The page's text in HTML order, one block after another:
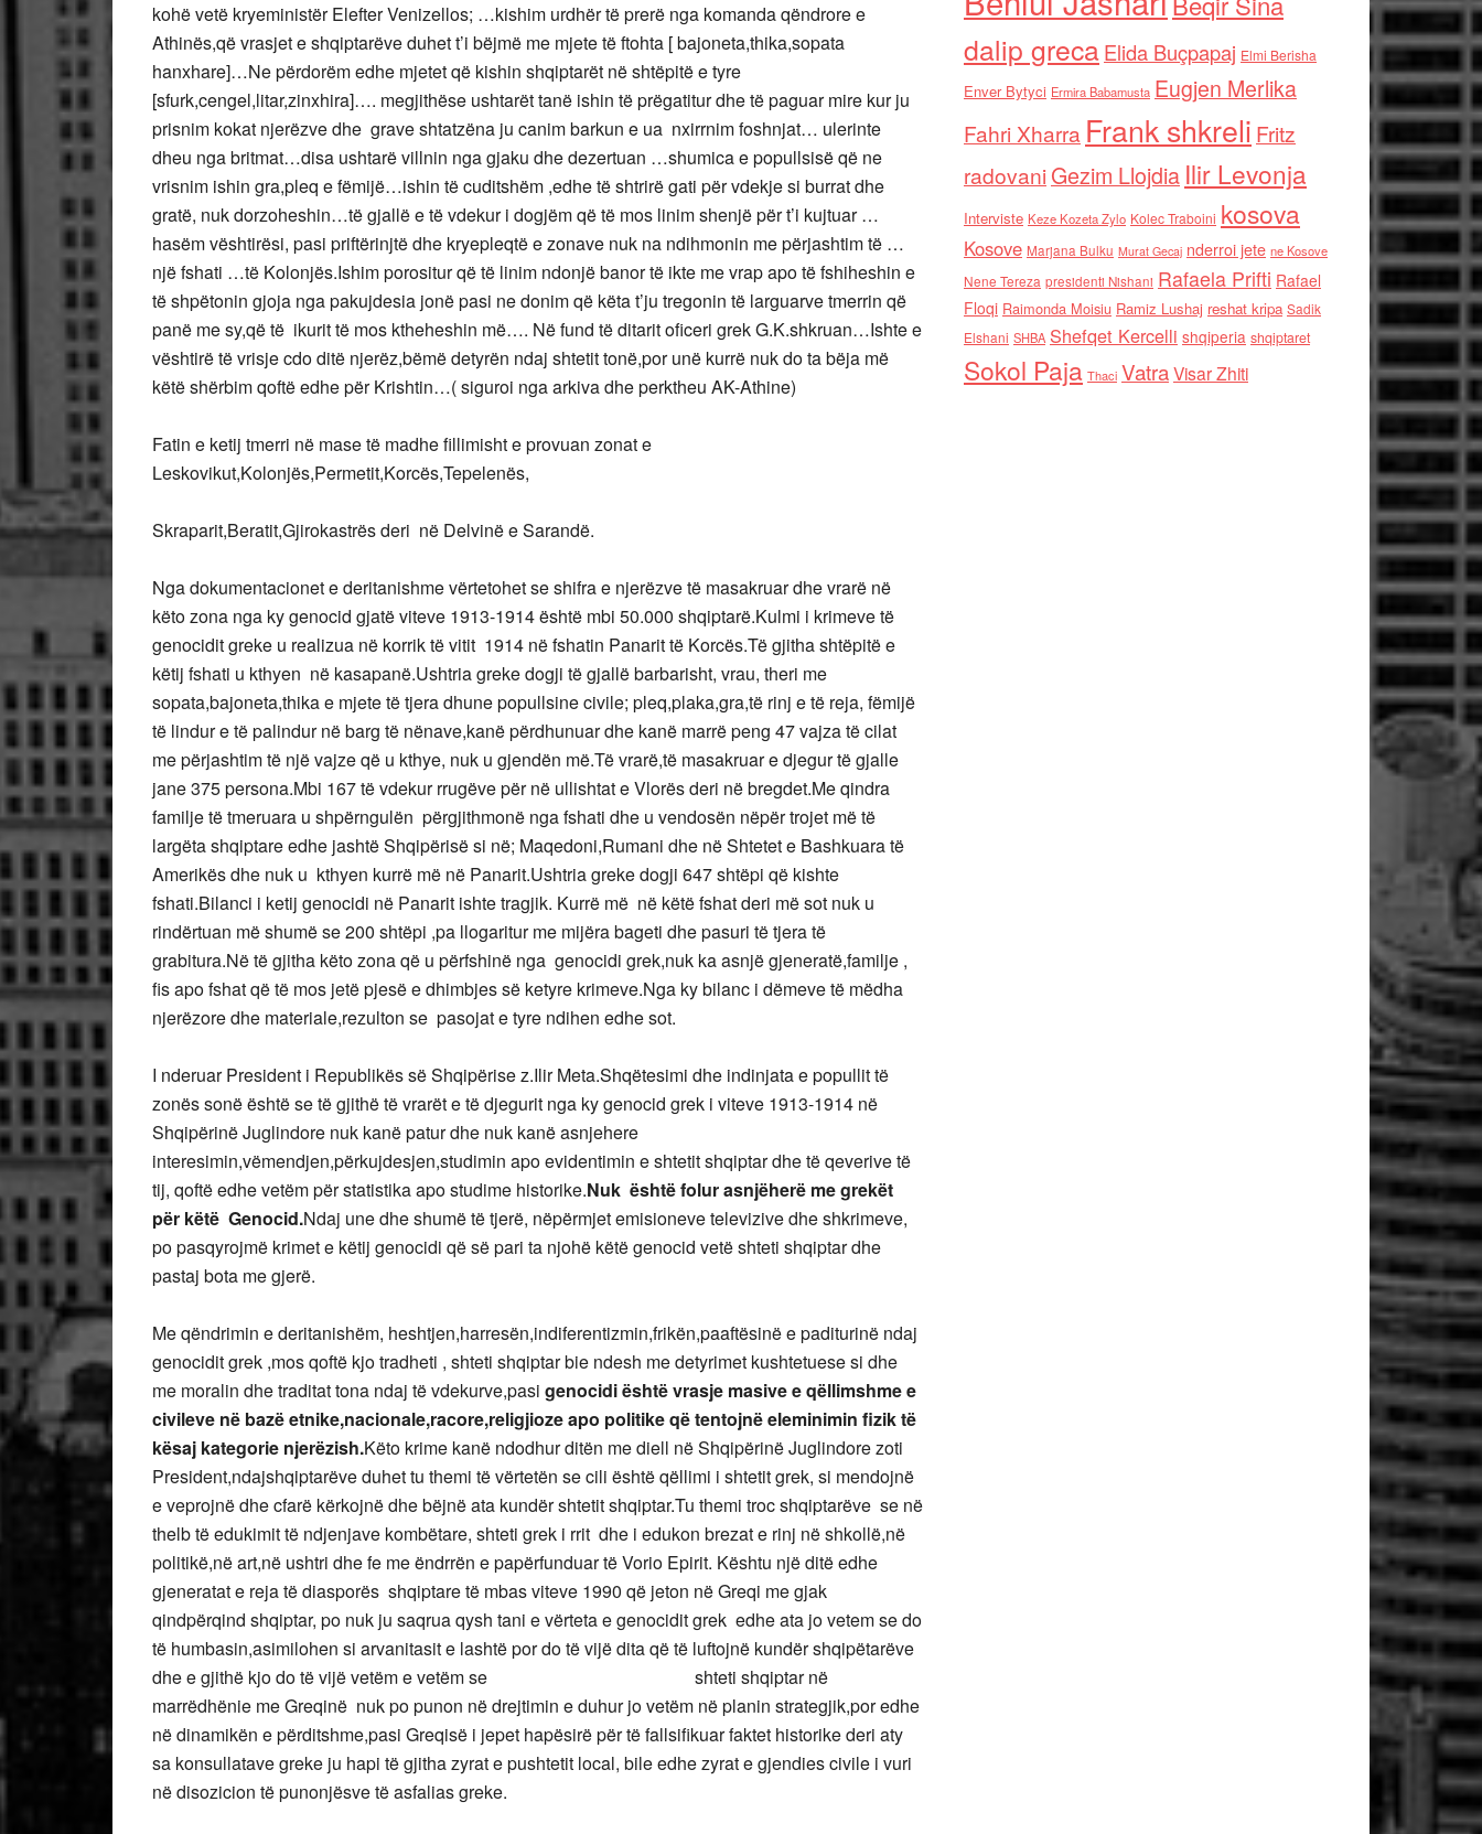
kohë vetë kryeministër Elefter Venizellos; …kishim urdhër të prerë nga komanda qëndrore e
Athinës,që vrasjet e shqiptarëve duhet t’i bëjmë me mjete të ftohta [ bajoneta,thika,sopata
hanxhare]…Ne përdorëm edhe mjetet që kishin shqiptarët në shtëpitë e tyre
[sfurk,cengel,litar,zinxhira]…. megjithëse ushtarët tanë ishin të prëgatitur dhe të paguar mire kur ju
prisnim kokat njerëzve dhe grave shtatzëna ju canim barkun e ua nxirrnim foshnjat… ulerinte
dheu nga britmat…disa ushtarë villnin nga gjaku dhe dezertuan …shumica e popullsisë që ne
vrisnim ishin gra,pleq e fëmijë…ishin të cuditshëm ,edhe të shtrirë gati për vdekje si burrat dhe
gratë, nuk dorzoheshin…të gjallë e të vdekur i dogjëm që të mos linim shenjë për t’i kujtuar …
hasëm vështirësi, pasi priftërinjtë dhe kryepleqtë e zonave nuk na ndihmonin me përjashtim të …
një fshati …të Kolonjës.Ishim porositur që të linim ndonjë banor të ikte me vrap apo të fshiheshin e
të shpëtonin gjoja nga pakujdesia jonë pasi ne donim që këta t’ju tregonin të larguarve tmerrin që
panë me sy,që të ikurit të mos ktheheshin më…. Në fund të ditarit oficeri grek G.K.shkruan…Ishte e
vështirë të vrisje cdo ditë njerëz,bëmë detyrën ndaj shtetit tonë,por unë kurrë nuk do ta bëja më
këtë shërbim qoftë edhe për Krishtin…( siguroi nga arkiva dhe perktheu AK-Athine)
Fatin e ketij tmerri në mase të madhe fillimisht e provuan zonat e
Leskovikut,Kolonjës,Permetit,Korcës,Tepelenës,
Skraparit,Beratit,Gjirokastrës deri në Delvinë e Sarandë.
Nga dokumentacionet e deritanishme vërtetohet se shifra e njerëzve të masakruar dhe vrarë në
këto zona nga ky genocid gjatë viteve 1913-1914 është mbi 50.000 shqiptarë.Kulmi i krimeve të
genocidit greke u realizua në korrik të vitit 1914 në fshatin Panarit të Korcës.Të gjitha shtëpitë e
këtij fshati u kthyen në kasapanë.Ushtria greke dogji të gjallë barbarisht, vrau, theri me
sopata,bajoneta,thika e mjete të tjera dhune popullsine civile; pleq,plaka,gra,të rinj e të reja, fëmijë
të lindur e të palindur në barg të nënave,kanë përdhunuar dhe kanë marrë peng 47 vajza të cilat
me përjashtim të një vajze që u kthye, nuk u gjendën më.Të vrarë,të masakruar e djegur të gjalle
jane 375 persona.Mbi 167 të vdekur rrugëve për në ullishtat e Vlorës deri në bregdet.Me qindra
familje të tmeruara u shpërngulën përgjithmonë nga fshati dhe u vendosën nëpër trojet më të
largëta shqiptare edhe jashtë Shqipërisë si në; Maqedoni,Rumani dhe në Shtetet e Bashkuara të
Amerikës dhe nuk u kthyen kurrë më në Panarit.Ushtria greke dogji 647 shtëpi që kishte
fshati.Bilanci i ketij genocidi në Panarit ishte tragjik. Kurrë më në këtë fshat deri më sot nuk u
rindërtuan më shumë se 200 shtëpi ,pa llogaritur me mijëra bageti dhe pasuri të tjera të
grabitura.Në të gjitha këto zona që u përfshinë nga genocidi grek,nuk ka asnjë gjeneratë,familje ,
fis apo fshat që të mos jetë pjesë e dhimbjes së ketyre krimeve.Nga ky bilanc i dëmeve të mëdha
njerëzore dhe materiale,rezulton se pasojat e tyre ndihen edhe sot.
I nderuar President i Republikës së Shqipërise z.Ilir Meta.Shqëtesimi dhe indinjata e popullit të
zonës sonë është se të gjithë të vrarët e të djegurit nga ky genocid grek i viteve 1913-1914 në
Shqipërinë Juglindore nuk kanë patur dhe nuk kanë asnjehere
interesimin,vëmendjen,përkujdesjen,studimin apo evidentimin e shtetit shqiptar dhe të qeverive të
tij, qoftë edhe vetëm për statistika apo studime historike.Nuk është folur asnjëherë me grekët
për këtë Genocid.Ndaj une dhe shumë të tjerë, nëpërmjet emisioneve televizive dhe shkrimeve,
po pasqyrojmë krimet e këtij genocidi që së pari ta njohë këtë genocid vetë shteti shqiptar dhe
pastaj bota me gjerë.
Me qëndrimin e deritanishëm, heshtjen,harresën,indiferentizmin,frikën,paaftësinë e paditurinë ndaj
genocidit grek ,mos qoftë kjo tradheti , shteti shqiptar bie ndesh me detyrimet kushtetuese si dhe
me moralin dhe traditat tona ndaj të vdekurve,pasi genocidi është vrasje masive e qëllimshme e
civileve në bazë etnike,nacionale,racore,religjioze apo politike që tentojnë eleminimin fizik të
kësaj kategorie njerëzish.Këto krime kanë ndodhur ditën me diell në Shqipërinë Juglindore zoti
President,ndajshqiptarëve duhet tu themi të vërtetën se cili është qëllimi i shtetit grek, si mendojnë
e veprojnë dhe cfarë kërkojnë dhe bëjnë ata kundër shtetit shqiptar.Tu themi troc shqiptarëve se në
thelb të edukimit të ndjenjave kombëtare, shteti grek i rrit dhe i edukon brezat e rinj në shkollë,në
politikë,në art,në ushtri dhe fe me ëndrrën e papërfunduar të Vorio Epirit. Kështu një ditë edhe
gjeneratat e reja të diasporës shqiptare të mbas viteve 1990 që jeton në Greqi me gjak
qindpërqind shqiptar, po nuk ju saqrua qysh tani e vërteta e genocidit grek edhe ata jo vetem se do
të humbasin,asimilohen si arvanitasit e lashtë por do të vijë dita që të luftojnë kundër shqipëtarëve
dhe e gjithë kjo do të vijë vetëm e vetëm se shteti shqiptar në
marrëdhënie me Greqinë nuk po punon në drejtimin e duhur jo vetëm në planin strategjik,por edhe
në dinamikën e përditshme,pasi Greqisë i jepet hapësirë për të fallsifikuar faktet historike deri aty
sa konsullatave greke ju hapi të gjitha zyrat e pushtetit local, bile edhe zyrat e gjendies civile i vuri
në disozicion të punonjësve të asfalias greke.
dalip grecaElida Buçpapaj Elmi Berisha
Enver Bytyci Ermira Babamusta Eugjen Merlika
Fahri Xharra Frank shkreli Fritz
radovaniGezim Llojdia Ilir Levonja
Interviste Keze Kozeta Zylo Kolec Traboini kosova
Kosove Marjana Bulku Murat Gecaj nderroi jete ne Kosove
Nene Tereza presidenti Nishani Rafaela Prifti Rafael
Floqi Raimonda Moisiu Ramiz Lushaj reshat kripa Sadik
Elshani SHBA Shefqet Kercelli shqiperia shqiptaret
Sokol Paja Thaci VatraVisar Zhiti